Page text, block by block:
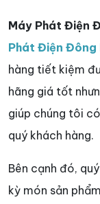
Máy Phát Điện
Phát Điện Đông
hàng tiết kiệm
hãng giá tốt
giúp chúng tôi
quý khách hàng.
Bên cạnh đó,
kỳ món sản